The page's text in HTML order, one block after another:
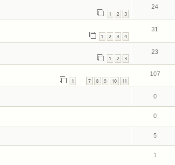
1 2 3
24
1 2 3 4
31
1 2 3
23
1 7 8 9 10 11
107
0
0
5
1